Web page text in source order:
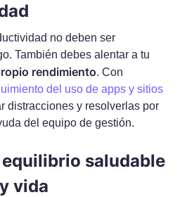
no deben ser
También debes alentar a tu
rendimiento. Con
del uso de apps y sitios
distracciones y resolverlas por
del equipo de gestión.
saludable
vida